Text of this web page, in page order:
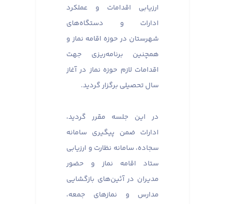
ارزیابی اقدامات و عملکرد
ادارات و دستگاه‌های
شهرستان در حوزه اقامه نماز و
همچنین برنامه‌ریزی جهت
اقدامات لازم حوزه نماز در آغاز
سال تحصیلی برگزار گردید.
در این جلسه مقرر گردید،
ادارات ضمن پیگیری سامانه
سجاده، سامانه نظارت و ارزیابی
ستاد اقامه نماز و حضور
مدیران در آئین‌های بازگشایی
مدارس و نماز‌های جمعه،